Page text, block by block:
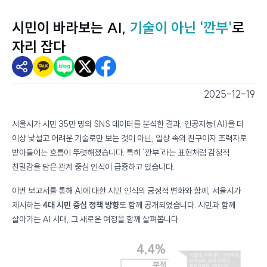
시민이 바라보는 AI, 기술이 아닌 '깐부'로
자리 잡다
2025-12-19
스마트서울뷰 - 스마트서울소식
서울시가 시민 35만 명의 SNS 데이터를 분석한 결과, 인공지능(AI)을 더
이상 낯설고 어려운 기술로만 보는 것이 아닌, 일상 속의 친구이자 조력자로
받아들이는 흐름이 뚜렷해졌습니다. 특히 ‘깐부’라는 표현처럼 감정적
친밀감을 담은 관계 중심 인식이 급증하고 있습니다.
이번 보고서를 통해 AI에 대한 시민 인식의 긍정적 변화와 함께, 서울시가
제시하는 4대 시민 중심 정책 방향도 함께 공개되었습니다. 시민과 함께
살아가는 AI 시대, 그 새로운 여정을 함께 살펴봅니다.